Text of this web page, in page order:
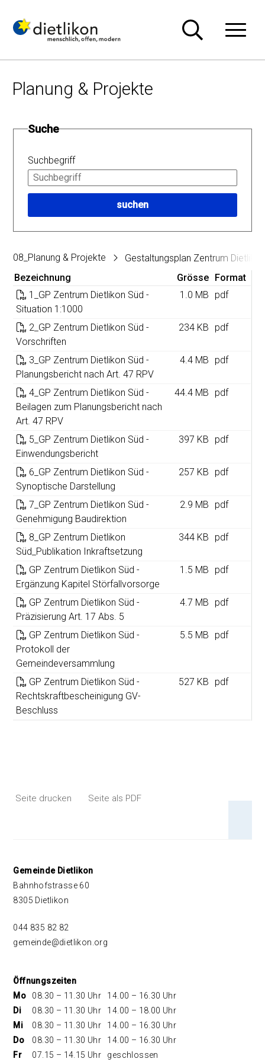
Planung & Projekte
Suche
Suchbegriff
suchen
08_Planung & Projekte
Gestaltungsplan Zentrum
Bezeichnung
Grösse Format
1_GP Zentrum Dietlikon Süd -
Situation 1:1000
1.0 MB pdf
2_GP Zentrum Dietlikon Süd -
Vorschriften
234 KB pdf
3_GP Zentrum Dietlikon Süd -
Planungsbericht nach Art. 47 RPV
4.4 MB pdf
4_GP Zentrum Dietlikon Süd -
Beilagen zum Planungsbericht nach
Art. 47 RPV
44.4 MB pdf
5_GP Zentrum Dietlikon Süd -
Einwendungsbericht
397 KB pdf
6_GP Zentrum Dietlikon Süd -
Synoptische Darstellung
257 KB pdf
7_GP Zentrum Dietlikon Süd -
Genehmigung Baudirektion
2.9 MB pdf
8_GP Zentrum Dietlikon
Süd_Publikation Inkraftsetzung
344 KB pdf
GP Zentrum Dietlikon Süd -
Ergänzung Kapitel Störfallvorsorge
1.5 MB pdf
GP Zentrum Dietlikon Süd -
Präzisierung Art. 17 Abs. 5
4.7 MB pdf
GP Zentrum Dietlikon Süd -
Protokoll der
Gemeindeversammlung
5.5 MB pdf
GP Zentrum Dietlikon Süd -
Rechtskraftbescheinigung GV-
Beschluss
527 KB pdf
Seite drucken Seite als PDF
Footer
Gemeinde Dietlikon
Bahnhofstrasse 60
8305 Dietlikon
044 835 82 82
gemeinde@dietlikon.org
Öffnungszeiten
Mo
08.30 – 11.30 Uhr
14.00 – 16.30 Uhr
Di
08.30 – 11.30 Uhr
14.00 – 18.00 Uhr
Mi
08.30 – 11.30 Uhr
14.00 – 16.30 Uhr
Do
08.30 – 11.30 Uhr
14.00 – 16.30 Uhr
Fr
07.15 – 14.15 Uhr geschlossen